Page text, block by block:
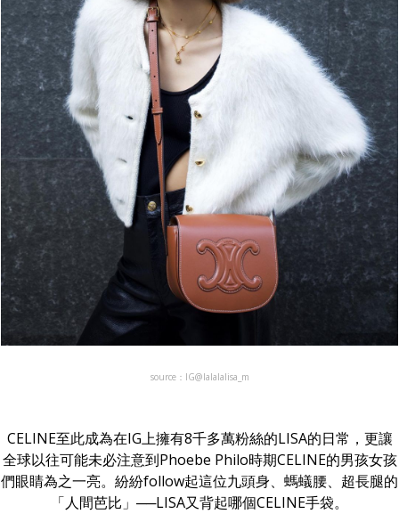
source：IG@lalalalisa_m
CELINE至此成為在IG上擁有8千多萬粉絲的LISA的日常，更讓
全球以往可能未必注意到Phoebe Philo時期CELINE的男孩女孩
們眼睛為之一亮。紛紛follow起這位九頭身、螞蟻腰、超長腿的
「人間芭比」──LISA又背起哪個CELINE手袋。